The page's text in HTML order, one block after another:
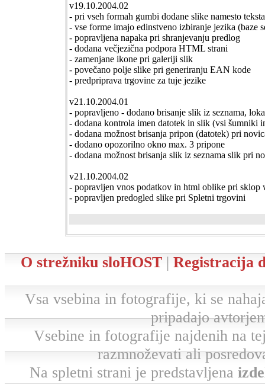
v19.10.2004.02
- pri vseh formah gumbi dodane slike namesto teksta
- vse forme imajo edinstveno izbiranje jezika (baze
- popravljena napaka pri shranjevanju predlog
- dodana večjezična podpora HTML strani
- zamenjane ikone pri galeriji slik
- povečano polje slike pri generiranju EAN kode
- predpriprava trgovine za tuje jezike
v21.10.2004.01
- popravljeno - dodano brisanje slik iz seznama,
- dodana kontrola imen datotek in slik (vsi šumniki
- dodana možnost brisanja pripon (datotek) pri
- dodano opozorilno okno max. 3 pripone
- dodana možnost brisanja slik iz seznama slik pri
v21.10.2004.02
- popravljen vnos podatkov in html oblike pri sklop
- popravljen predogled slike pri Spletni trgovini
O strežniku sloHOST| Registracija
Vsa vsebina in fotografije, ki se
pripadajo
Vsebine in fotografije najdenih na
razmnoževati ali
Na spletni strani je predstavljena